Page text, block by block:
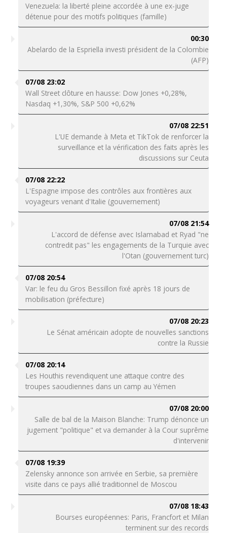
Venezuela: la liberté pleine accordée à une ex-juge
détenue pour des motifs politiques (famille)
00:30
Abelardo de la Espriella investi président de la Colombie
(AFP)
07/08 23:02
Wall Street clôture en hausse: Dow Jones +0,28%,
Nasdaq +1,30%, S&P 500 +0,62%
07/08 22:51
L'UE demande à Meta et TikTok de renforcer la
surveillance et la vérification des faits après les
discussions sur Ceuta
07/08 22:22
L'Espagne impose des contrôles aux frontières aux
voyageurs venant d'Italie (gouvernement)
07/08 21:54
L'accord de défense avec Islamabad et Ryad "ne
contredit pas" les engagements de la Turquie avec
l'Otan (gouvernement turc)
07/08 20:54
Var: le feu du Gros Bessillon fixé après 18 jours de
mobilisation (préfecture)
07/08 20:23
Le Sénat américain adopte de nouvelles sanctions
contre la Russie
07/08 20:14
Les Houthis revendiquent une attaque contre des
troupes saoudiennes dans un camp au Yémen
07/08 20:00
Salle de bal de la Maison Blanche: Trump dénonce un
jugement "politique" et va demander à la Cour suprême
d'intervenir
07/08 19:39
Zelensky annonce son arrivée en Serbie, sa première
visite dans ce pays allié traditionnel de Moscou
07/08 18:43
Bourses européennes: Paris, Francfort et Milan
terminent sur des records